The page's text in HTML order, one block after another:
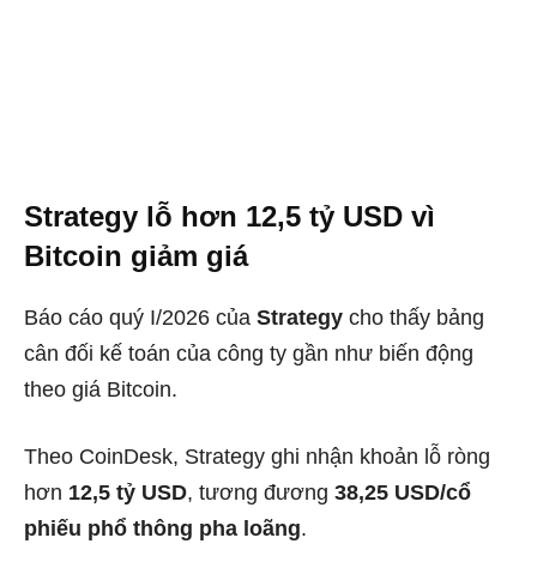
Strategy lỗ hơn 12,5 tỷ USD vì
Bitcoin giảm giá
Báo cáo quý I/2026 của Strategy cho thấy bảng
cân đối kế toán của công ty gần như biến động
theo giá Bitcoin.
Theo CoinDesk, Strategy ghi nhận khoản lỗ ròng
hơn 12,5 tỷ USD, tương đương 38,25 USD/cổ
phiếu phổ thông pha loãng.